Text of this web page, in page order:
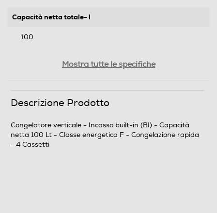
Capacità netta totale- l
100
Rumorosita' - dBA
Mostra tutte le specifiche
Descrizione Prodotto
Congelatore verticale - Incasso built-in (BI) - Capacità
netta 100 Lt - Classe energetica F - Congelazione rapida
- 4 Cassetti